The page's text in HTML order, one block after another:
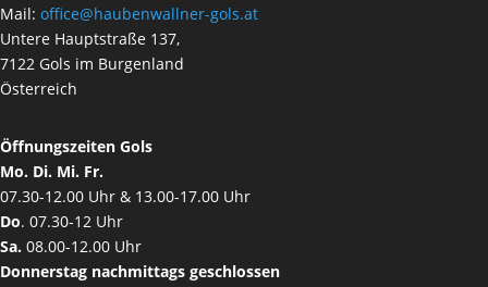
Mail: office@haubenwallner-gols.at
Untere Hauptstraße 137,
7122 Gols im Burgenland
Österreich
Öffnungszeiten Gols
Mo. Di. Mi. Fr.
07.30-12.00 Uhr & 13.00-17.00 Uhr
Do. 07.30-12 Uhr
Sa. 08.00-12.00 Uhr
Donnerstag nachmittags geschlossen